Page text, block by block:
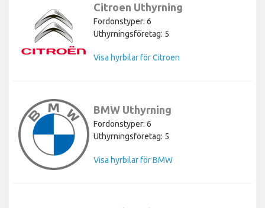
Citroen Uthyrning
Fordonstyper: 6
Uthyrningsföretag: 5
Visa hyrbilar för Citroen
BMW Uthyrning
Fordonstyper: 6
Uthyrningsföretag: 5
Visa hyrbilar för BMW